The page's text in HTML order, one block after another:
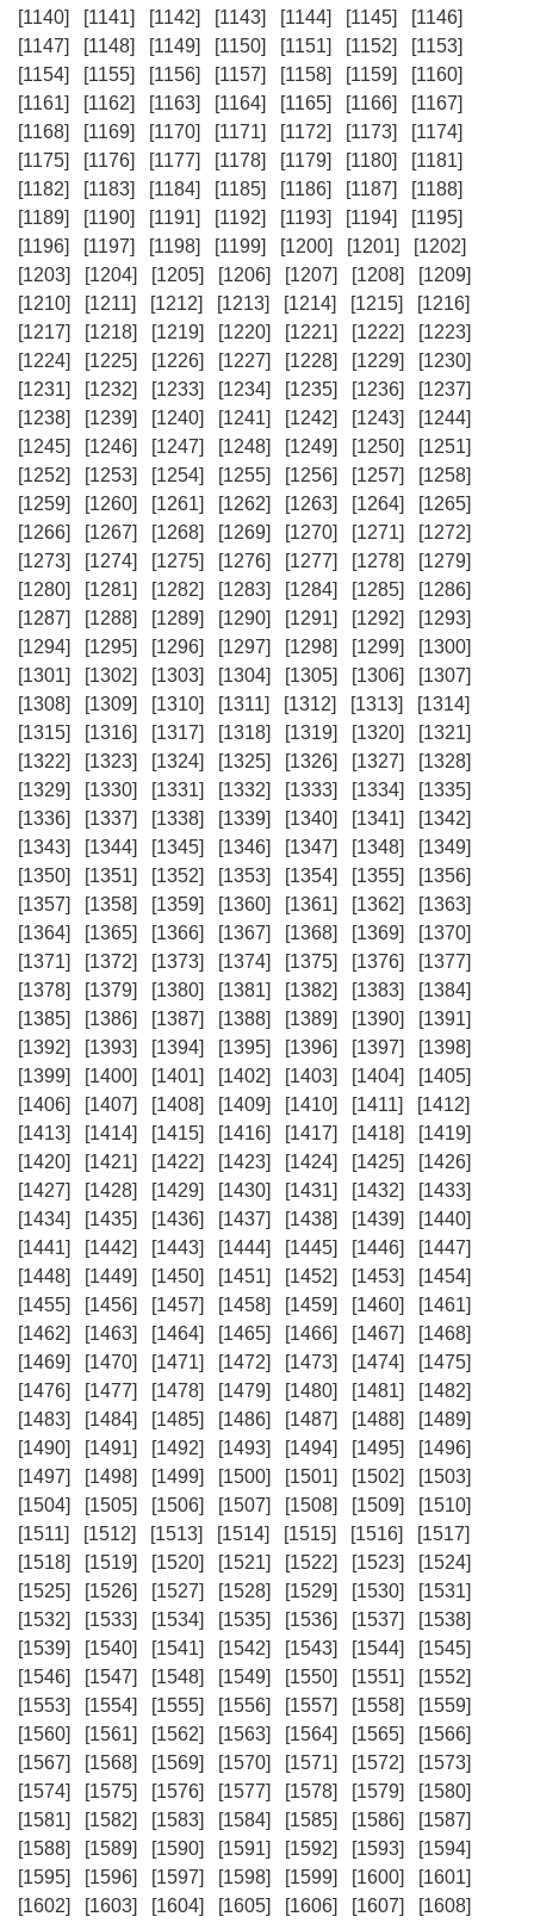
[1140]
[1141] [1142] [1143] [1144] [1145]
[1146]
[1147]
[1148] [1149] [1150] [1151] [1152]
[1153]
[1154]
[1155] [1156] [1157] [1158] [1159]
[1160]
[1161]
[1162] [1163] [1164] [1165] [1166]
[1167]
[1168]
[1169] [1170] [1171] [1172] [1173]
[1174]
[1175]
[1176] [1177] [1178] [1179] [1180]
[1181]
[1182]
[1183] [1184] [1185] [1186] [1187]
[1188]
[1189]
[1190] [1191] [1192] [1193] [1194]
[1195]
[1196]
[1197] [1198] [1199] [1200] [1201]
[1202]
[1203]
[1204] [1205] [1206] [1207] [1208]
[1209]
[1210]
[1211] [1212] [1213] [1214] [1215]
[1216]
[1217]
[1218] [1219] [1220] [1221] [1222]
[1223]
[1224]
[1225] [1226] [1227] [1228] [1229]
[1230]
[1231]
[1232] [1233] [1234] [1235] [1236]
[1237]
[1238]
[1239] [1240] [1241] [1242] [1243]
[1244]
[1245]
[1246] [1247] [1248] [1249] [1250]
[1251]
[1252]
[1253] [1254] [1255] [1256] [1257]
[1258]
[1259]
[1260] [1261] [1262] [1263] [1264]
[1265]
[1266]
[1267] [1268] [1269] [1270] [1271]
[1272]
[1273]
[1274] [1275] [1276] [1277] [1278]
[1279]
[1280]
[1281] [1282] [1283] [1284] [1285]
[1286]
[1287]
[1288] [1289] [1290] [1291] [1292]
[1293]
[1294]
[1295] [1296] [1297] [1298] [1299]
[1300]
[1301]
[1302] [1303] [1304] [1305] [1306]
[1307]
[1308]
[1309] [1310] [1311] [1312] [1313]
[1314]
[1315]
[1316] [1317] [1318] [1319] [1320]
[1321]
[1322]
[1323] [1324] [1325] [1326] [1327]
[1328]
[1329]
[1330] [1331] [1332] [1333] [1334]
[1335]
[1336]
[1337] [1338] [1339] [1340] [1341]
[1342]
[1343]
[1344] [1345] [1346] [1347] [1348]
[1349]
[1350]
[1351] [1352] [1353] [1354] [1355]
[1356]
[1357]
[1358] [1359] [1360] [1361] [1362]
[1363]
[1364]
[1365] [1366] [1367] [1368] [1369]
[1370]
[1371]
[1372] [1373] [1374] [1375] [1376]
[1377]
[1378]
[1379] [1380] [1381] [1382] [1383]
[1384]
[1385]
[1386] [1387] [1388] [1389] [1390]
[1391]
[1392]
[1393] [1394] [1395] [1396] [1397]
[1398]
[1399]
[1400] [1401] [1402] [1403] [1404]
[1405]
[1406]
[1407] [1408] [1409] [1410] [1411]
[1412]
[1413]
[1414] [1415] [1416] [1417] [1418]
[1419]
[1420]
[1421] [1422] [1423] [1424] [1425]
[1426]
[1427]
[1428] [1429] [1430] [1431] [1432]
[1433]
[1434]
[1435] [1436] [1437] [1438] [1439]
[1440]
[1441]
[1442] [1443] [1444] [1445] [1446]
[1447]
[1448]
[1449] [1450] [1451] [1452] [1453]
[1454]
[1455]
[1456] [1457] [1458] [1459] [1460]
[1461]
[1462]
[1463] [1464] [1465] [1466] [1467]
[1468]
[1469]
[1470] [1471] [1472] [1473] [1474]
[1475]
[1476]
[1477] [1478] [1479] [1480] [1481]
[1482]
[1483]
[1484] [1485] [1486] [1487] [1488]
[1489]
[1490]
[1491] [1492] [1493] [1494] [1495]
[1496]
[1497]
[1498] [1499] [1500] [1501] [1502]
[1503]
[1504]
[1505] [1506] [1507] [1508] [1509]
[1510]
[1511]
[1512] [1513] [1514] [1515] [1516]
[1517]
[1518]
[1519] [1520] [1521] [1522] [1523]
[1524]
[1525]
[1526] [1527] [1528] [1529] [1530]
[1531]
[1532]
[1533] [1534] [1535] [1536] [1537]
[1538]
[1539]
[1540] [1541] [1542] [1543] [1544]
[1545]
[1546]
[1547] [1548] [1549] [1550] [1551]
[1552]
[1553]
[1554] [1555] [1556] [1557] [1558]
[1559]
[1560]
[1561] [1562] [1563] [1564] [1565]
[1566]
[1567]
[1568] [1569] [1570] [1571] [1572]
[1573]
[1574]
[1575] [1576] [1577] [1578] [1579]
[1580]
[1581]
[1582] [1583] [1584] [1585] [1586]
[1587]
[1588]
[1589] [1590] [1591] [1592] [1593]
[1594]
[1595]
[1596] [1597] [1598] [1599] [1600]
[1601]
[1602]
[1603] [1604] [1605] [1606] [1607]
[1608]